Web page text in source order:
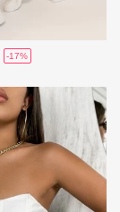
-17%